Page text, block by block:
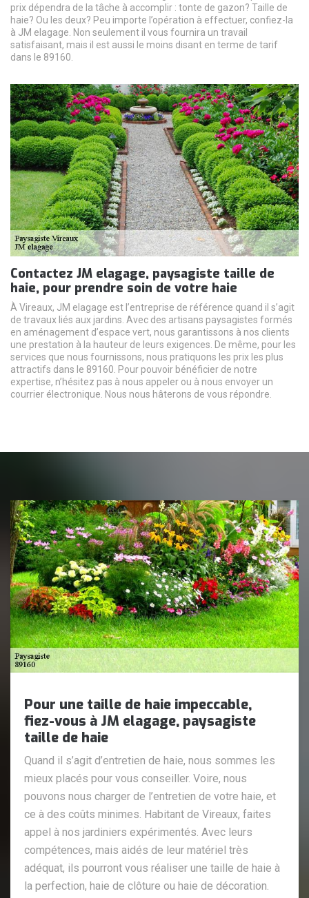
prix dépendra de la tâche à accomplir : tonte de gazon? Taille de
haie? Ou les deux? Peu importe l’opération à effectuer, confiez-la
à JM elagage. Non seulement il vous fournira un travail
satisfaisant, mais il est aussi le moins disant en terme de tarif
dans le 89160.
Contactez JM elagage, paysagiste taille de
haie, pour prendre soin de votre haie
À Vireaux, JM elagage est l’entreprise de référence quand il s’agit
de travaux liés aux jardins. Avec des artisans paysagistes formés
en aménagement d’espace vert, nous garantissons à nos clients
une prestation à la hauteur de leurs exigences. De même, pour les
services que nous fournissons, nous pratiquons les prix les plus
attractifs dans le 89160. Pour pouvoir bénéficier de notre
expertise, n’hésitez pas à nous appeler ou à nous envoyer un
courrier électronique. Nous nous hâterons de vous répondre.
Pour une taille de haie impeccable,
fiez-vous à JM elagage, paysagiste
taille de haie
Quand il s’agit d’entretien de haie, nous sommes les
mieux placés pour vous conseiller. Voire, nous
pouvons nous charger de l’entretien de votre haie, et
ce à des coûts minimes. Habitant de Vireaux, faites
appel à nos jardiniers expérimentés. Avec leurs
compétences, mais aidés de leur matériel très
adéquat, ils pourront vous réaliser une taille de haie à
la perfection, haie de clôture ou haie de décoration.